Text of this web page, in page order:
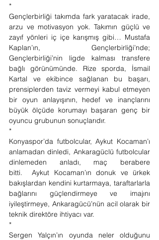
*
Gençlerbirliği takımda fark yaratacak irade,
arzu ve motivasyon yok. Takımın güçlü ve
zayıf yönleri iç içe karışmış gibi… Mustafa
Kaplan’ın, Gençlerbirliği’nde;
Gençlerbirliği’nin ligde kalması transfere
bağlı görünümünde. Rize sporda, İsmail
Kartal ve ekibince sağlanan bu başarı,
prensiplerden taviz vermeyi kabul etmeyen
bir oyun anlayışının, hedef ve inançlarını
büyük ölçüde korumayı başaran genç bir
oyuncu grubunun sonuçlarıdır.
*
Konyaspor’da futbolcular, Aykut Kocaman’ı
anlamadan dinledi, Ankaragüclü futbolcular
dinlemeden anladı, maç berabere
bitti.  Aykut Kocaman’ın donuk ve ürkek
bakışlardan kendini kurtarmaya, taraftarlarla
bağlarını güçlendirmeye ve imajını
iyileştirmeye, Ankaragücü’nün acil olarak bir
teknik direktöre ihtiyacı var.
*
Sergen Yalçın’ın oyunda neler olduğunu